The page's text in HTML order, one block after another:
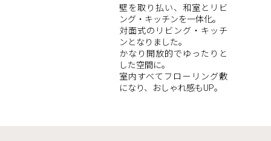
壁を取り払い、和室とリビ
ング・キッチンを一体化。
対面式のリビング・キッチ
ンとなりました。
かなり開放的でゆったりと
した空間に。
室内すべてフローリング敷
になり、おしゃれ感もUP。